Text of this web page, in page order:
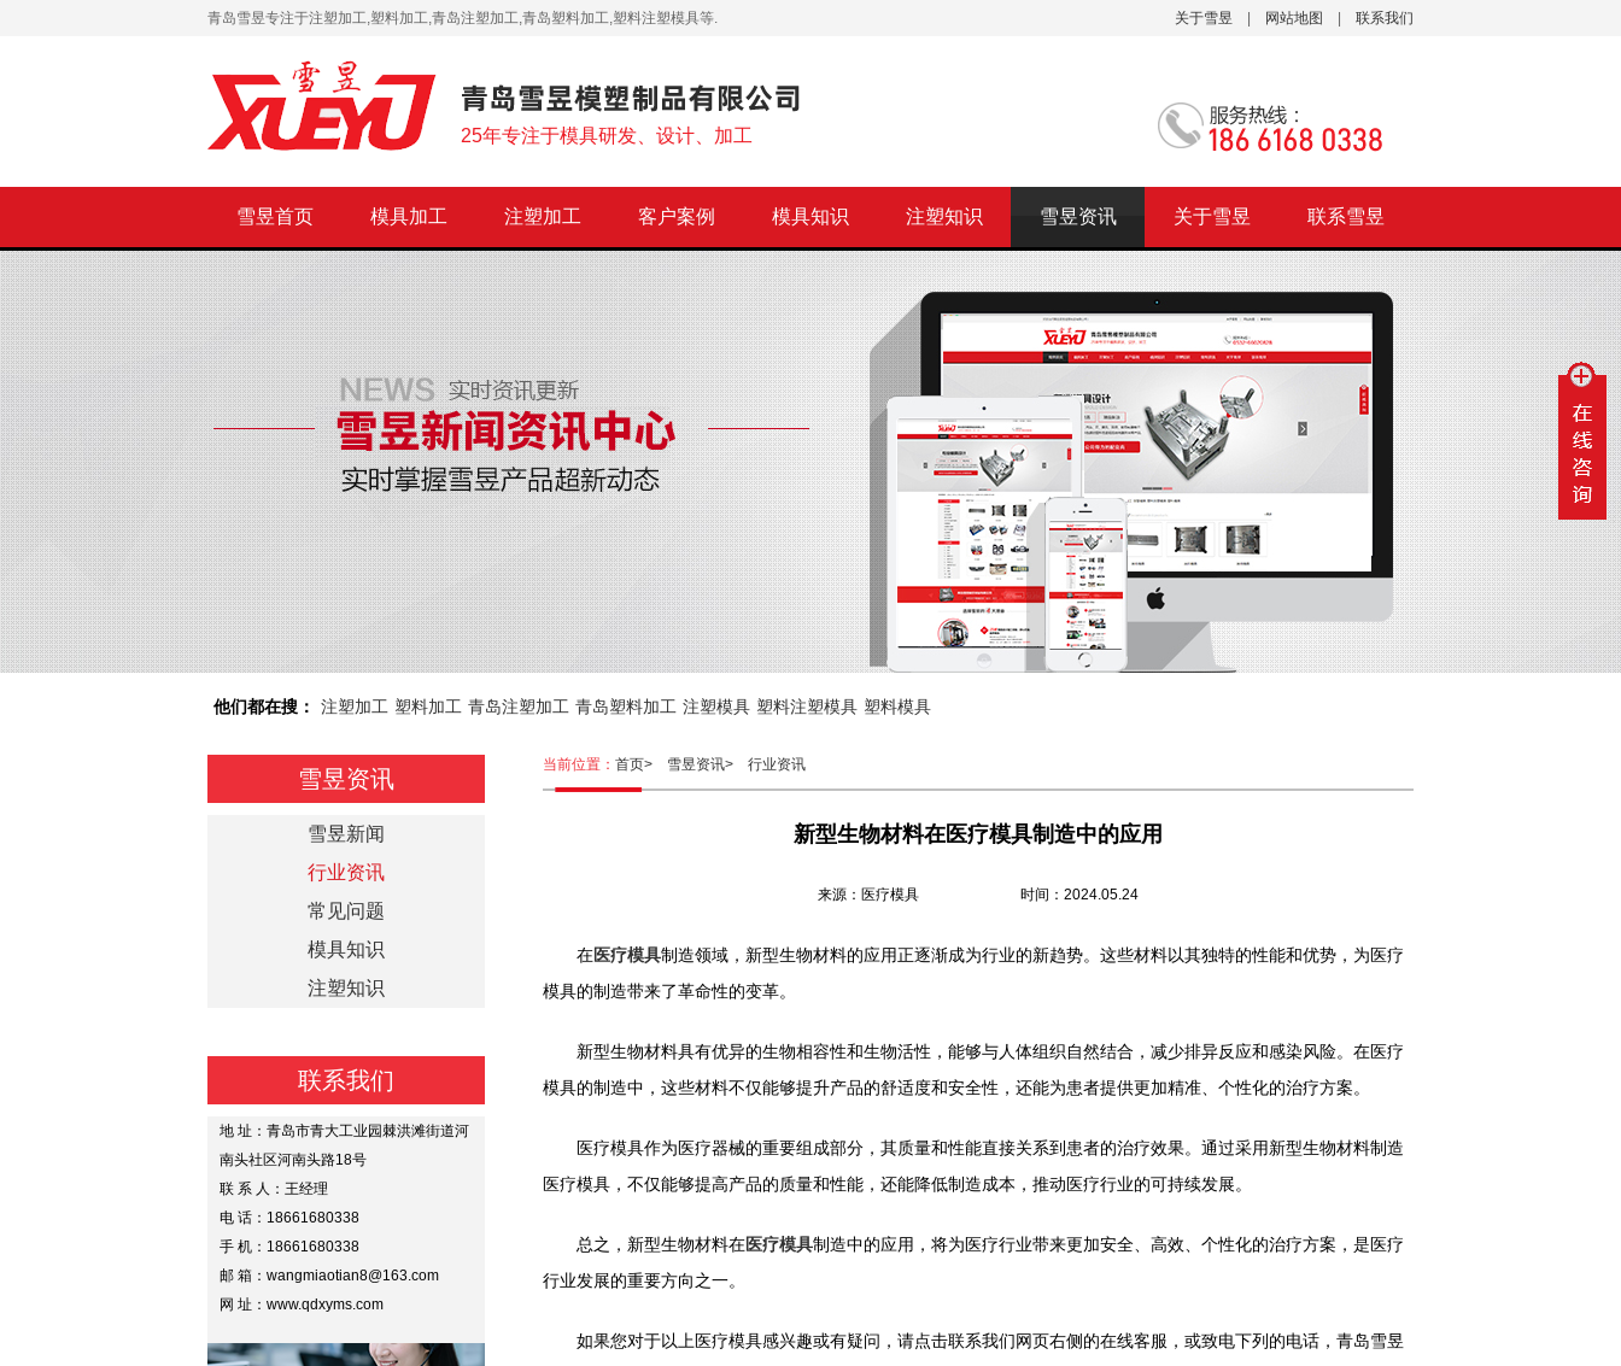
青岛雪昱专注于注塑加工,塑料加工,青岛注塑加工,青岛塑料加工,塑料注塑模具等. 关于雪昱 网站地图 联系我们
25年专注于模具研发、设计、加工
雪昱首页 模具加工 注塑加工 客户案例 模具知识 注塑知识 雪昱资讯 关于雪昱 联系雪昱
他们都在搜： 注塑加工 塑料加工 青岛注塑加工 青岛塑料加工 注塑模具 塑料注塑模具 塑料模具
雪昱资讯
雪昱新闻
行业资讯
常见问题
模具知识
注塑知识
联系我们
地 址：青岛市青大工业园棘洪滩街道河
南头社区河南头路18号
联 系 人：王经理
电 话：18661680338
手 机：18661680338
邮 箱：wangmiaotian8@163.com
网 址：www.qdxyms.com
当前位置： 首页> 雪昱资讯> 行业资讯
新型生物材料在医疗模具制造中的应用
来源：医疗模具 时间：2024.05.24
在医疗模具制造领域，新型生物材料的应用正逐渐成为行业的新趋势。这些材料以其独特的性能和优势，为医疗
模具的制造带来了革命性的变革。
新型生物材料具有优异的生物相容性和生物活性，能够与人体组织自然结合，减少排异反应和感染风险。在医疗
模具的制造中，这些材料不仅能够提升产品的舒适度和安全性，还能为患者提供更加精准、个性化的治疗方案。
医疗模具作为医疗器械的重要组成部分，其质量和性能直接关系到患者的治疗效果。通过采用新型生物材料制造
医疗模具，不仅能够提高产品的质量和性能，还能降低制造成本，推动医疗行业的可持续发展。
总之，新型生物材料在医疗模具制造中的应用，将为医疗行业带来更加安全、高效、个性化的治疗方案，是医疗
行业发展的重要方向之一。
如果您对于以上医疗模具感兴趣或有疑问，请点击联系我们网页右侧的在线客服，或致电下列的电话，青岛雪昱